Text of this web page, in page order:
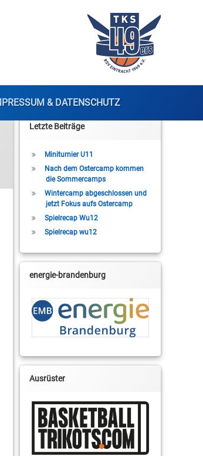
& DATENSCHUTZ
Letzte Beiträge
Miniturnier U11
Nach dem Ostercamp kommen
die Sommercamps
Wintercamp abgeschlossen und
jetzt Fokus aufs Ostercamp
Spielrecap Wu12
Spielrecap wu12
energie-brandenburg
Ausrüster